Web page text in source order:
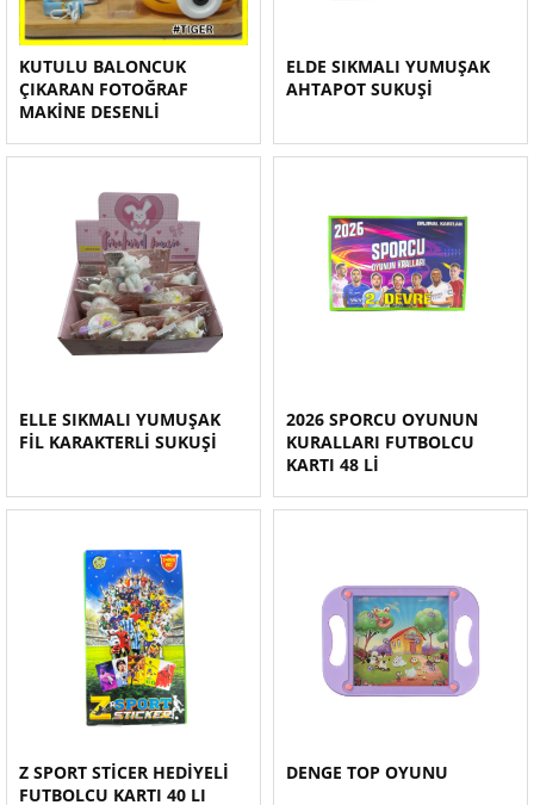
KUTULU BALONCUK
ÇIKARAN FOTOĞRAF
MAKİNE DESENLİ
ELDE SIKMALI YUMUŞAK
AHTAPOT SUKUŞİ
ELLE SIKMALI YUMUŞAK
FİL KARAKTERLİ SUKUŞİ
2026 SPORCU OYUNUN
KURALLARI FUTBOLCU
KARTI 48 Lİ
Z SPORT STİCER HEDİYELİ
FUTBOLCU KARTI 40 LI
DENGE TOP OYUNU